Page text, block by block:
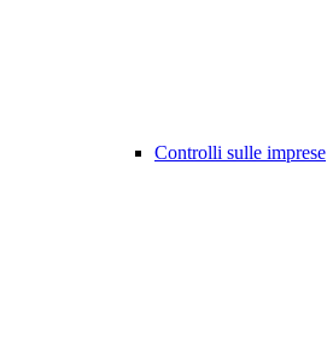
Controlli sulle imprese